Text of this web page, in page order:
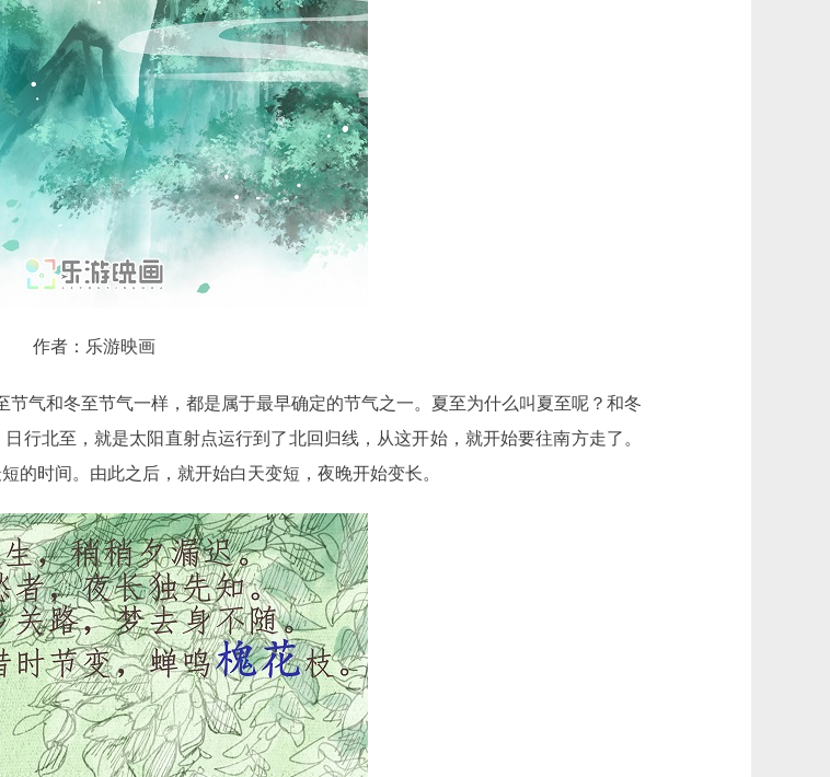
作者：乐游映画
气和冬至节气一样，都是属于最早确定的节气之一。夏至为什么叫夏至呢？和冬
行北至，就是太阳直射点运行到了北回归线，从这开始，就开始要往南方走了。
的时间。由此之后，就开始白天变短，夜晚开始变长。